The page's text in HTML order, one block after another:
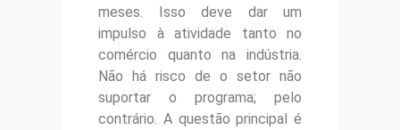
meses. Isso deve dar um
impulso à atividade tanto no
comércio quanto na indústria.
Não há risco de o setor não
suportar o programa; pelo
contrário. A questão principal é